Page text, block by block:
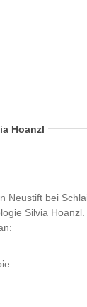
Hoanzl
Neustift bei
Silvia